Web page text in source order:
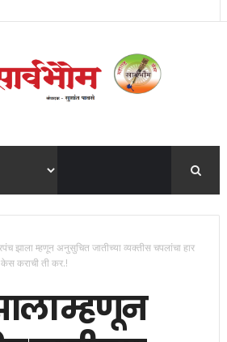
झाला म्हणून अनुसुचित जातीच्या व्यक्तीस चपलांचा हार
कराची ती कर.!
म्हणून